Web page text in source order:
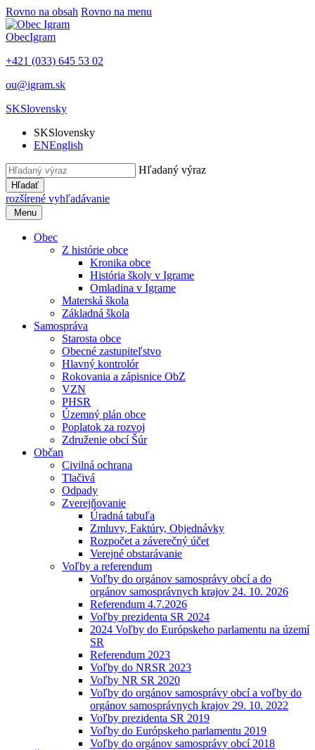
Rovno na obsah Rovno na menu
ObecIgram
+421 (033) 645 53 02
ou@igram.sk
SKSlovensky
SKSlovensky
ENEnglish
Hľadaný výraz
Hľadať
rozšírené vyhľadávanie
Menu
Obec
Z histórie obce
Kronika obce
História školy v Igrame
Omladina v Igrame
Materská škola
Základná škola
Samospráva
Starosta obce
Obecné zastupiteľstvo
Hlavný kontrolór
Rokovania a zápisnice ObZ
VZN
PHSR
Územný plán obce
Poplatok za rozvoj
Združenie obcí Šúr
Občan
Civilná ochrana
Tlačivá
Odpady
Zverejňovanie
Úradná tabuľa
Zmluvy, Faktúry, Objednávky
Rozpočet a záverečný účet
Verejné obstarávanie
Voľby a referendum
Voľby do orgánov samosprávy obcí a do
orgánov samosprávnych krajov 24. 10. 2026
Referendum 4.7.2026
Voľby prezidenta SR 2024
2024 Voľby do Európskeho parlamentu na území
SR
Referendum 2023
Voľby do NRSR 2023
Voľby NR SR 2020
Voľby do orgánov samosprávy obcí a voľby do
orgánov samosprávnych krajov 29. 10. 2022
Voľby prezidenta SR 2019
Voľby do Európskeho parlamentu 2019
Voľby do orgánov samosprávy obcí 2018